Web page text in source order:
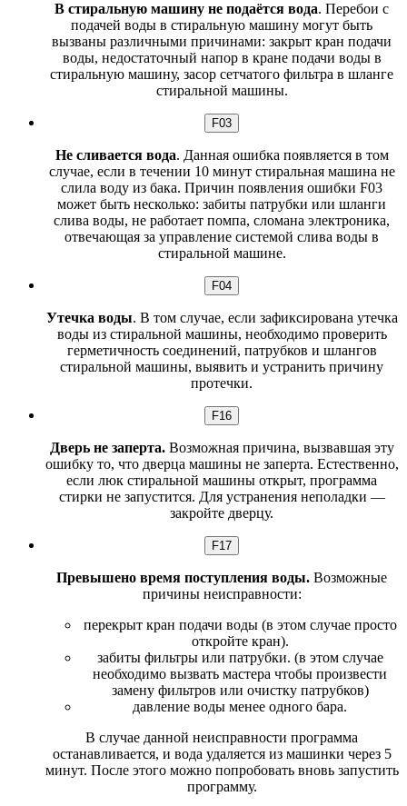
В стиральную машину не подаётся вода. Перебои с
подачей воды в стиральную машину могут быть
вызваны различными причинами: закрыт кран подачи
воды, недостаточный напор в кране подачи воды в
стиральную машину, засор сетчатого фильтра в шланге
стиральной машины.
F03
Не сливается вода. Данная ошибка появляется в том
случае, если в течении 10 минут стиральная машина не
слила воду из бака. Причин появления ошибки F03
может быть несколько: забиты патрубки или шланги
слива воды, не работает помпа, сломана электроника,
отвечающая за управление системой слива воды в
стиральной машине.
F04
Утечка воды. В том случае, если зафиксирована утечка
воды из стиральной машины, необходимо проверить
герметичность соединений, патрубков и шлангов
стиральной машины, выявить и устранить причину
протечки.
F16
Дверь не заперта.Возможная причина, вызвавшая эту
ошибку то, что дверца машины не заперта. Естественно,
если люк стиральной машины открыт, программа
стирки не запустится. Для устранения неполадки —
закройте дверцу.
F17
Превышено время поступления воды. Возможные
причины неисправности:
перекрыт кран подачи воды (в этом случае просто
откройте кран).
забиты фильтры или патрубки. (в этом случае
необходимо вызвать мастера чтобы произвести
замену фильтров или очистку патрубков)
давление воды менее одного бара.
В случае данной неисправности программа
останавливается, и вода удаляется из машинки через 5
минут. После этого можно попробовать вновь запустить
программу.